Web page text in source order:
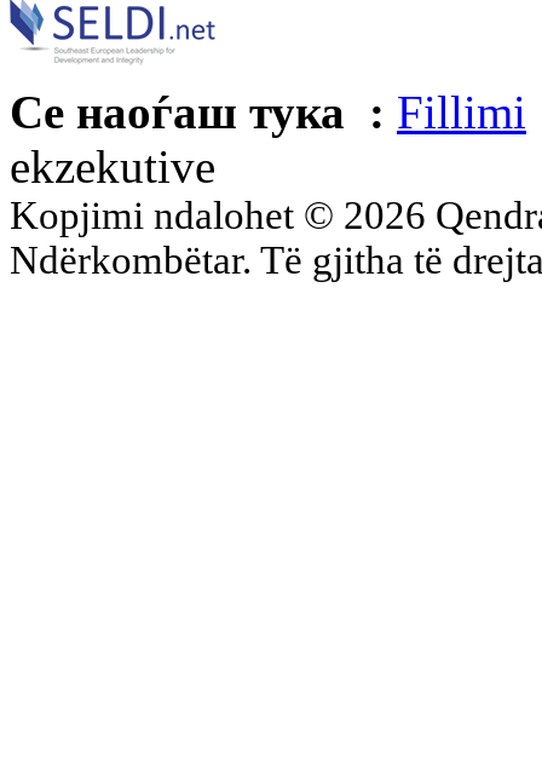
Се наоѓаш тука : Fillimi
ekzekutive
Kopjimi ndalohet © 2026
Ndërkombëtar. Të gjitha të